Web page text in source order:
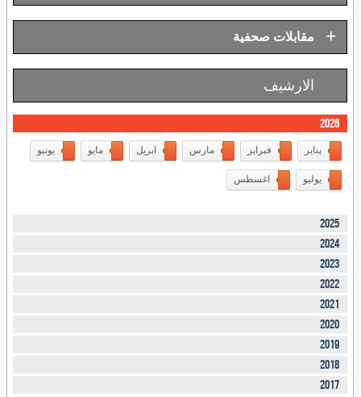
مقابلات صحفية +
الارشيف
2026
يناير فبراير مارس ابريل مايو يونيو
يوليو اغسطس
2025
2024
2023
2022
2021
2020
2019
2018
2017